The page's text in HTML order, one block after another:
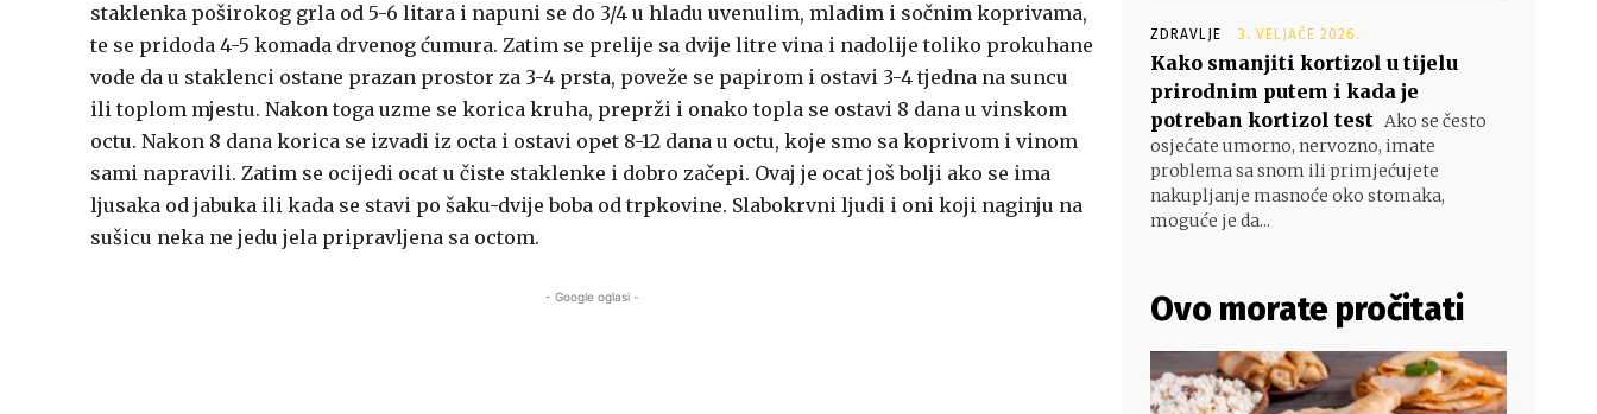
staklenka poširokog grla od 5-6 litara i napuni se do 3/4 u hladu uvenulim, mladim i sočnim koprivama,
te se pridoda 4-5 komada drvenog ćumura. Zatim se prelije sa dvije litre vina i nadolije toliko prokuhane
vode da u staklenci ostane prazan prostor za 3-4 prsta, poveže se papirom i ostavi 3-4 tjedna na suncu
ili toplom mjestu. Nakon toga uzme se korica kruha, preprži i onako topla se ostavi 8 dana u vinskom
octu. Nakon 8 dana korica se izvadi iz octa i ostavi opet 8-12 dana u octu, koje smo sa koprivom i vinom
sami napravili. Zatim se ocijedi ocat u čiste staklenke i dobro začepi. Ovaj je ocat još bolji ako se ima
ljusaka od jabuka ili kada se stavi po šaku-dvije boba od trpkovine. Slabokrvni ljudi i oni koji naginju na
sušicu neka ne jedu jela pripravljena sa octom.
- Google oglasi -
ZDRAVLJE 3. VELJAČE 2026.
Kako smanjiti kortizol u tijelu
prirodnim putem i kada je
potreban kortizol test Ako se često
osjećate umorno, nervozno, imate
problema sa snom ili primjećujete
nakupljanje masnoće oko stomaka,
moguće je da...
Ovo morate pročitati